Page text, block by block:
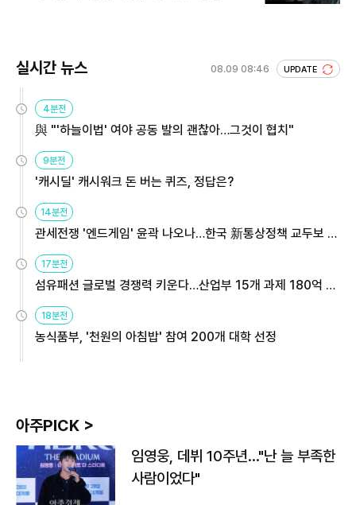
실시간 뉴스 08.09 08:46 UPDATE
4분전
與 "'하늘이법' 여야 공동 발의 괜찮아…그것이 협치"
9분전
'캐시딜' 캐시워크 돈 버는 퀴즈, 정답은?
14분전
관세전쟁 '엔드게임' 윤곽 나오나…한국 新통상정책 교두보 활
용해야
17분전
섬유패션 글로벌 경쟁력 키운다…산업부 15개 과제 180억 지
원
18분전
농식품부, '천원의 아침밥' 참여 200개 대학 선정
아주PICK >
임영웅, 데뷔 10주년…"난 늘 부족한
사람이었다"